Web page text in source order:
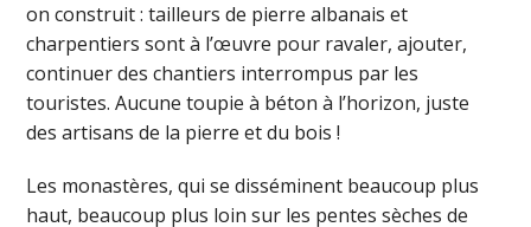
on construit : tailleurs de pierre albanais et
charpentiers sont à l’œuvre pour ravaler, ajouter,
continuer des chantiers interrompus par les
touristes. Aucune toupie à béton à l’horizon, juste
des artisans de la pierre et du bois !
Les monastères, qui se disséminent beaucoup plus
haut, beaucoup plus loin sur les pentes sèches de